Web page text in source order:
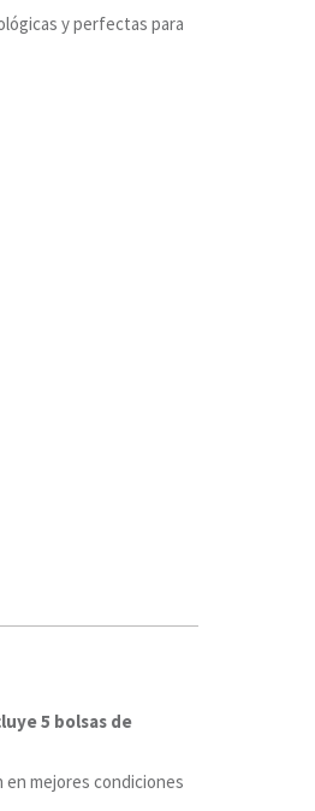
y perfectas para
5 bolsas de
mejores condiciones